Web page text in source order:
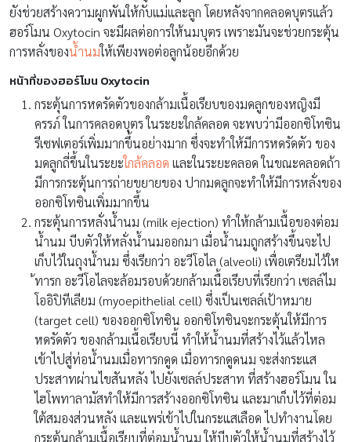
ยังช่วยสร้างความผูกพันให้กับแม่และลูก โดยหลังจากคลอดบุตรแล้ว
ฮอร์โมน Oxytocin จะมีผลต่อการให้นมบุตร เพราะมันจะช่วยกระตุ้น
การหลั่งของน้ำนมให้เพียงพอต่อลูกน้อยอีกด้วย
หน้าที่ของฮอร์โมน Oxytocin
กระตุ้นการหดรัดตัวของกล้ามเนื้อเรียบของมดลูกของหญิงมี
ครรภ์ ในการคลอดบุตร ในระยะใกล้คลอด จะพบว่ามีออกซิโทซิน
รีเซฟเตอร์เพิ่มมากขึ้นอย่างมาก ซึ่งจะทำให้มีการหดรัดตัว ของ
มดลูกถี่ขึ้นในระยะใกล้คลอด และในระยะคลอด ในขณะคลอดถ้า
มีการกระตุ้นการถ่ายขยายของ ปากมดลูกจะทำให้มีการหลั่งของ
ออกซิโทซินเพิ่มมากขึ้น
กระตุ้นการหลั่งน้ำนม (milk ejection) ทำให้กล้ามเนื้อของต่อม
น้ำนม บีบตัวให้หลั่งน้ำนมออกมา เมื่อน้ำนมถูกสร้างขึ้นจะไป
เก็บไว้ในถุงน้ำนม ซึ่งเรียกว่า อะวีโอไล (alveoli) เพื่อเตรียมไว้ให
้ทารก อะวีโอไลจะล้อมรอบด้วยกล้ามเนื้อเรียบที่เรียกว่า เซลล์ไม
โออิปิทีเลียม (myoepithelial cell) ซึ่งเป็นเซลล์เป้าหมาย
(target cell) ของออกซิโทซิน ออกซิโทซินจะกระตุ้นให้มีการ
หดรัดตัว ของกล้ามเนื้อเรียบนี้ ทำให้น้ำนมที่สร้างไว้แล้วไหล
เข้าไปสู่ท่อน้ำนมเมื่อทารกดูด เมื่อทารกดูดนม จะส่งกระแส
ประสาทผ่านไขสันหลัง ไปยังเซลล์ประสาท ที่สร้างฮอร์โมน ใน
ไฮโพทาลามัสทำให้มีการสร้างออกซิโทซิน และมาเก็บไว้ที่ต่อม
ใต้สมองส่วนหลัง และแพร่เข้าไปในกระแสเลือด ไปทำงานโดย
กระตุ้นกล้ามเนื้อเรียบที่ต่อมน้ำนม ให้บีบตัวให้น้ำนมที่สร้างไว้